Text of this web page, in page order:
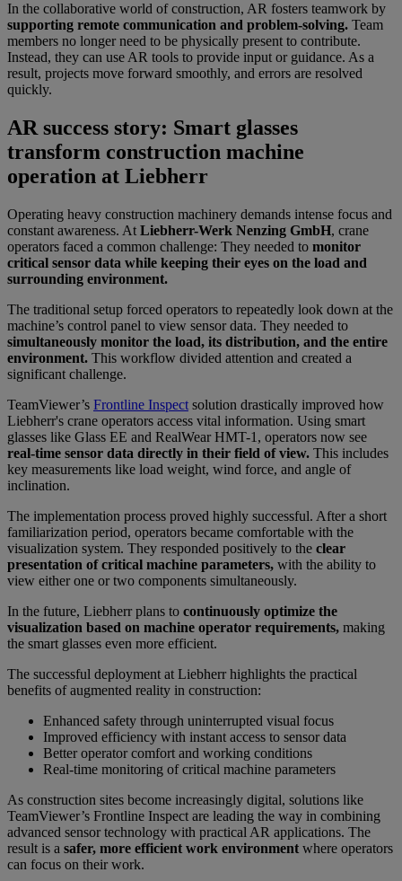
In the collaborative world of construction, AR fosters teamwork by
supporting remote communication and problem-solving. Team
members no longer need to be physically present to contribute.
Instead, they can use AR tools to provide input or guidance. As a
result, projects move forward smoothly, and errors are resolved
quickly.
AR success story: Smart glasses
transform construction machine
operation at Liebherr
Operating heavy construction machinery demands intense focus and
constant awareness. At Liebherr-Werk Nenzing GmbH, crane
operators faced a common challenge: They needed to monitor
critical sensor data while keeping their eyes on the load and
surrounding environment.
The traditional setup forced operators to repeatedly look down at the
machine’s control panel to view sensor data. They needed to
simultaneously monitor the load, its distribution, and the entire
environment. This workflow divided attention and created a
significant challenge.
TeamViewer’s Frontline Inspect solution drastically improved how
Liebherr's crane operators access vital information. Using smart
glasses like Glass EE and RealWear HMT-1, operators now see
real-time sensor data directly in their field of view. This includes
key measurements like load weight, wind force, and angle of
inclination.
The implementation process proved highly successful. After a short
familiarization period, operators became comfortable with the
visualization system. They responded positively to the clear
presentation of critical machine parameters, with the ability to
view either one or two components simultaneously.
In the future, Liebherr plans to continuously optimize the
visualization based on machine operator requirements, making
the smart glasses even more efficient.
The successful deployment at Liebherr highlights the practical
benefits of augmented reality in construction:
Enhanced safety through uninterrupted visual focus
Improved efficiency with instant access to sensor data
Better operator comfort and working conditions
Real-time monitoring of critical machine parameters
As construction sites become increasingly digital, solutions like
TeamViewer’s Frontline Inspect are leading the way in combining
advanced sensor technology with practical AR applications. The
result is a safer, more efficient work environment where operators
can focus on their work.